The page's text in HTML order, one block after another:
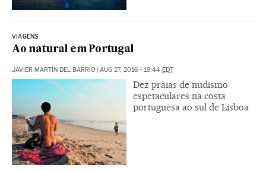
VIAGENS
Ao natural em Portugal
JAVIER MARTÍN DEL BARRIO | AUG 27, 2016 - 19:44 EDT
Dez praias de nudismo
espetaculares na costa
portuguesa ao sul de Lisboa